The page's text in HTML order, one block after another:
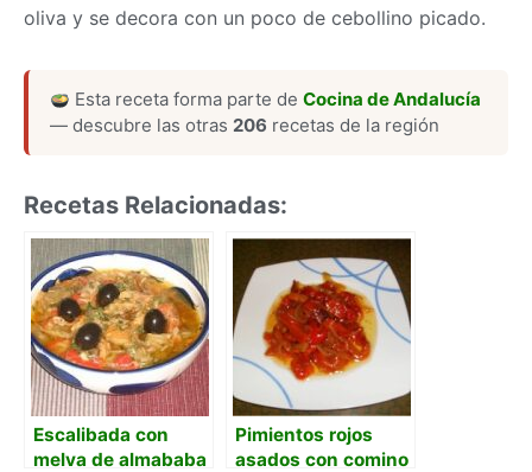
oliva y se decora con un poco de cebollino picado.
Esta receta forma parte deCocina de Andalucía
— descubre las otras 206 recetas de la región
Recetas Relacionadas:
Escalibada con
melva de almababa
Pimientos rojos
asados con comino